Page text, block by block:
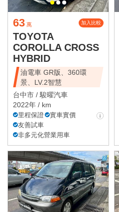
63 萬 加入比較
TOYOTA
COROLLA CROSS
HYBRID
油電車 GR版、360環
景、LV.2智慧
台中市 / 駿曜汽車
2022年 / km
里程保證
實車實價
友善試車
非多元化營業用車